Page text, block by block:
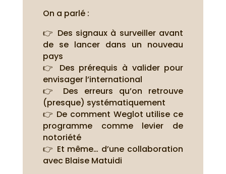
On a parlé :
👉 Des signaux à surveiller avant
de se lancer dans un nouveau
pays
👉 Des prérequis à valider pour
envisager l’international
👉 Des erreurs qu’on retrouve
(presque) systématiquement
👉 De comment Weglot utilise ce
programme comme levier de
notoriété
👉 Et même… d’une collaboration
avec Blaise Matuidi